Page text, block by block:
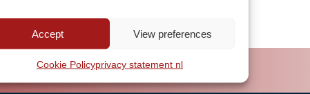
Accept View preferences
Cookie Policyprivacy statement nl